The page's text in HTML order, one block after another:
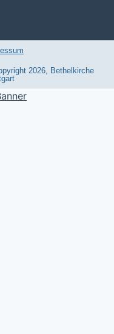
2026, Bethelkirche